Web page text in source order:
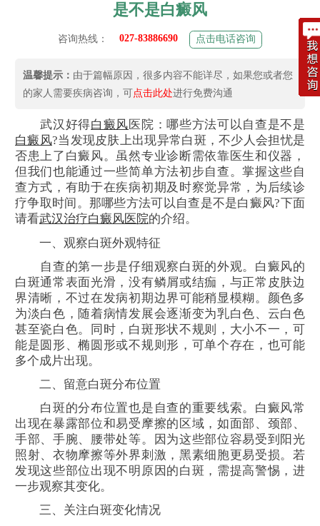
是不是白癜风
咨询热线： 027-83886690 点击电话咨询
温馨提示： 由于篇幅原因，很多内容不能详尽，如果您或者您
的家人需要疾病咨询，可点击此处进行免费沟通
武汉好得白癜风 医院：哪些方法可以自查是不是
白癜风?当发现皮肤上出现异常白斑，不少人会担忧是
否患上了白癜风。虽然专业诊断需依靠医生和仪器，
但我们也能通过一些简单方法初步自查。掌握这些自
查方式，有助于在疾病初期及时察觉异常，为后续诊
疗争取时间。那哪些方法可以自查是不是白癜风?下面
请看武汉治疗白癜风医院的介绍。
一、观察白斑外观特征
自查的第一步是仔细观察白斑的外观。白癜风的
白斑通常表面光滑，没有鳞屑或结痂，与正常皮肤边
界清晰，不过在发病初期边界可能稍显模糊。颜色多
为淡白色，随着病情发展会逐渐变为乳白色、云白色
甚至瓷白色。同时，白斑形状不规则，大小不一，可
能是圆形、椭圆形或不规则形，可单个存在，也可能
多个成片出现。
二、留意白斑分布位置
白斑的分布位置也是自查的重要线索。白癜风常
出现在暴露部位和易受摩擦的区域，如面部、颈部、
手部、手腕、腰带处等。因为这些部位容易受到阳光
照射、衣物摩擦等外界刺激，黑素细胞更易受损。若
发现这些部位出现不明原因的白斑，需提高警惕，进
一步观察其变化。
三、关注白斑变化情况